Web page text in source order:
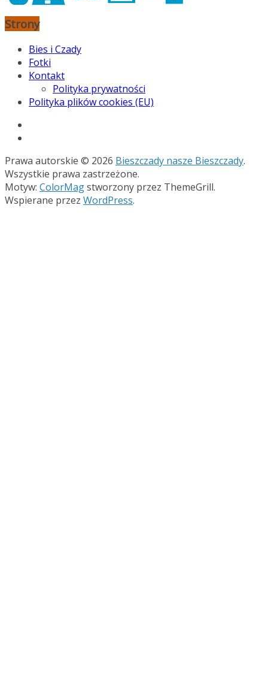
Strony
Bies i Czady
Fotki
Kontakt
Polityka prywatności
Polityka plików cookies (EU)
Prawa autorskie © 2026 Bieszczady nasze Bieszczady.
Wszystkie prawa zastrzeżone.
Motyw: ColorMagstworzony przez ThemeGrill.
Wspierane przez WordPress.